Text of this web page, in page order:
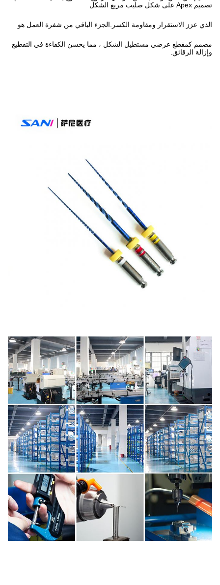
تصميم Apex على شكل صليب مربع الشكل
الذي عزز الاستقرار ومقاومة الكسر.الجزء الباقي من شفرة العمل هو
مصمم كمقطع عرضي مستطيل الشكل ، مما يحسن الكفاءة في التقطيع
وإزالة الرقائق.